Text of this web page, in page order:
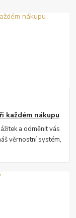
každém nákupu
a odměnit vás
věrnostní systém,